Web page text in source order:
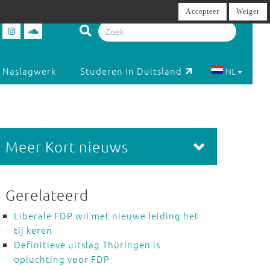
Naslagwerk Studeren in Duitsland NL
Meer Kort nieuws
Gerelateerd
Liberale FDP wil met nieuwe leiding het
tij keren
Definitieve uitslag Thüringen is
opluchting voor FDP
Accepteer Weiger